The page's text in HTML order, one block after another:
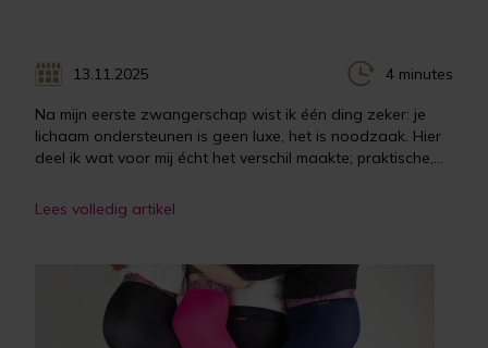
13.11.2025 4 minutes
Na mijn eerste zwangerschap wist ik één ding zeker: je
lichaam ondersteunen is geen luxe, het is noodzaak. Hier
deel ik wat voor mij écht het verschil maakte; praktische,...
Lees volledig artikel